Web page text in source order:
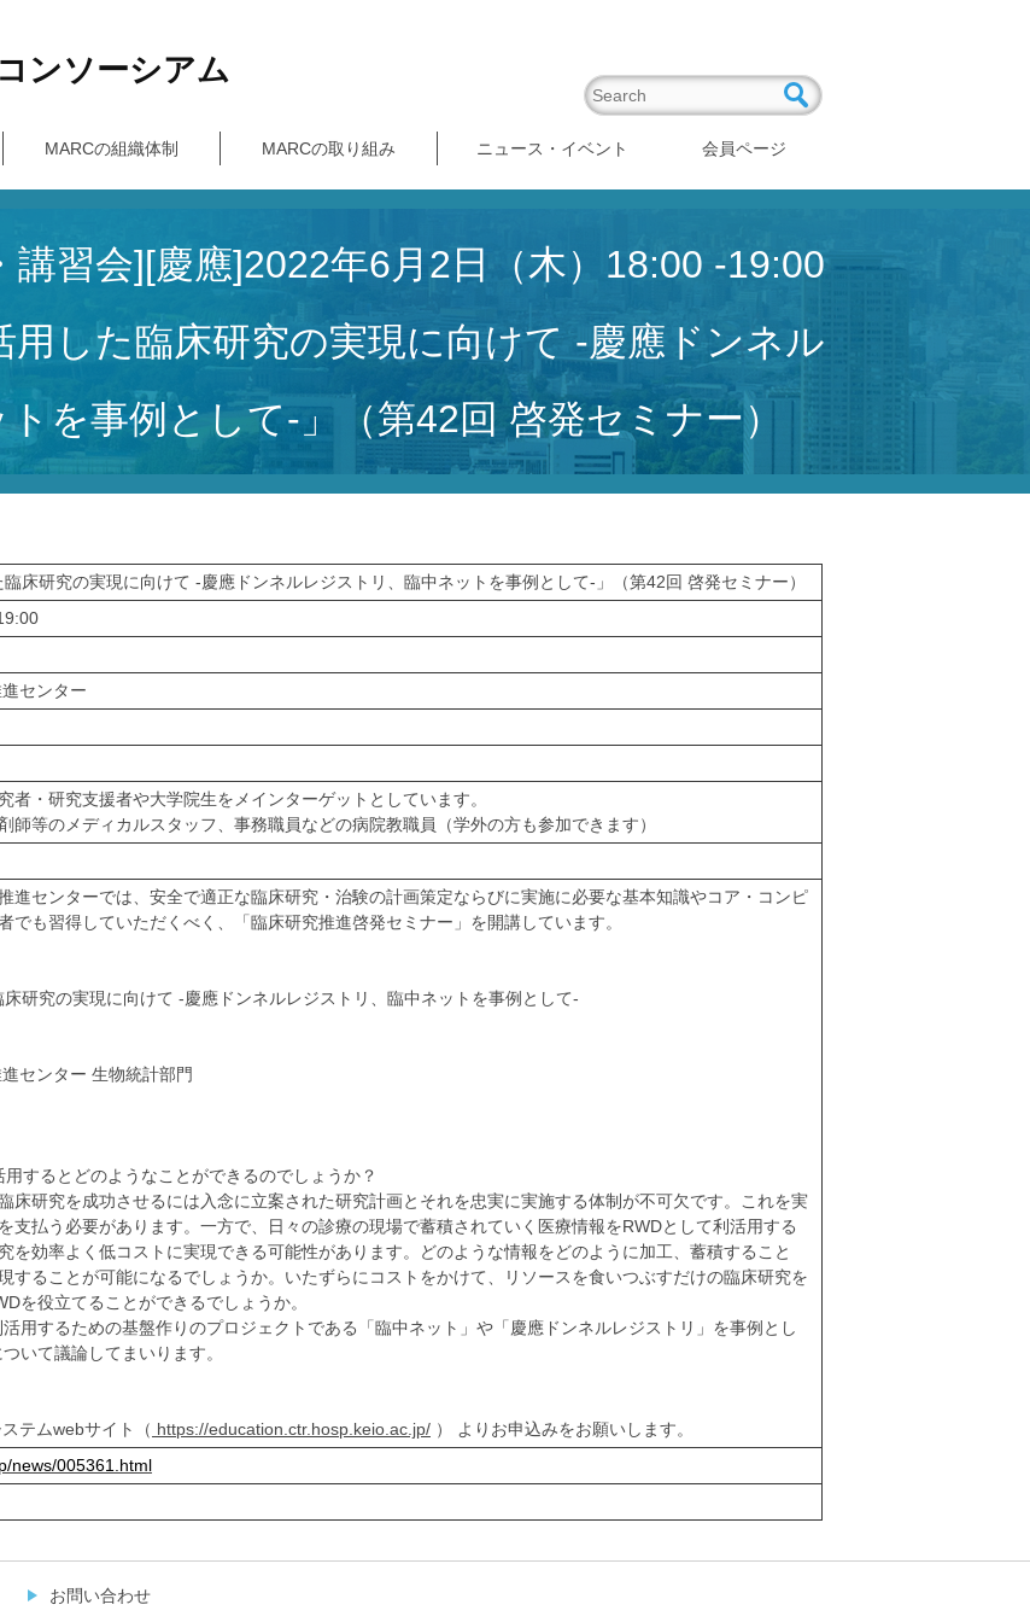
ンソーシアム
MARCの組織体制 MARCの取り組み ニュース・イベント 会員ページ
習会][慶應]2022年6月2日（木）18:00 -19:00
用した臨床研究の実現に向けて -慶應ドンネル
を事例として-」（第42回 啓発セミナー）
臨床研究の実現に向けて -慶應ドンネルレジストリ、臨中ネットを事例として-」（第42回 啓発セミナー）
センター
者・研究支援者や大学院生をメインターゲットとしています。
師等のメディカルスタッフ、事務職員などの病院教職員（学外の方も参加できます）
進センターでは、安全で適正な臨床研究・治験の計画策定ならびに実施に必要な基本知識やコア・コンピ
でも習得していただくべく、「臨床研究推進啓発セミナー」を開講しています。
研究の実現に向けて -慶應ドンネルレジストリ、臨中ネットを事例として-
センター 生物統計部門
するとどのようなことができるのでしょうか？
床研究を成功させるには入念に立案された研究計画とそれを忠実に実施する体制が不可欠です。これを実
支払う必要があります。一方で、日々の診療の現場で蓄積されていく医療情報をRWDとして利活用する
を効率よく低コストに実現できる可能性があります。どのような情報をどのように加工、蓄積すること
することが可能になるでしょうか。いたずらにコストをかけて、リソースを食いつぶすだけの臨床研究を
を役立てることができるでしょうか。
用するための基盤作りのプロジェクトである「臨中ネット」や「慶應ドンネルレジストリ」を事例とし
いて議論してまいります。
テムwebサイト（ https://education.ctr.hosp.keio.ac.jp/ ） よりお申込みをお願いします。
news/005361.html
お問い合わせ